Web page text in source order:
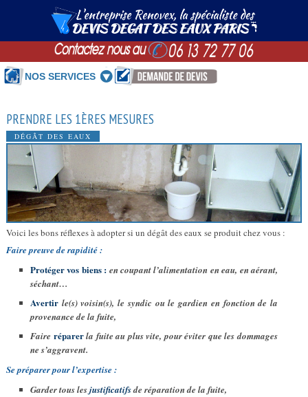
NOS SERVICES
PRENDRE LES 1ÈRES MESURES
DÉGÂT DES EAUX
Voici les bons réflexes à adopter si un dégât des eaux se produit chez vous :
Faire preuve de rapidité :
Protéger vos biens : en coupant l’alimentation en eau, en aérant,
séchant…
Avertir le(s) voisin(s), le syndic ou le gardien en fonction de la
provenance de la fuite,
Faire réparerla fuite au plus vite, pour éviter que les dommages
ne s’aggravent.
Se préparer pour l’expertise :
Garder tous lesjustificatifsde réparation de la fuite,